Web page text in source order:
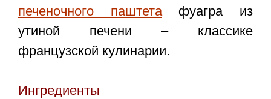
печеночного паштетафуагра из
утиной печени – классике
французской кулинарии.
Ингредиенты